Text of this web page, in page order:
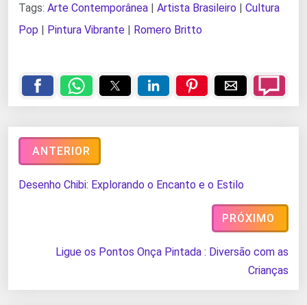
Tags: Arte Contemporânea | Artista Brasileiro | Cultura
Pop | Pintura Vibrante | Romero Britto
ANTERIOR
Desenho Chibi: Explorando o Encanto e o Estilo
PRÓXIMO
Ligue os Pontos Onça Pintada : Diversão com as
Crianças